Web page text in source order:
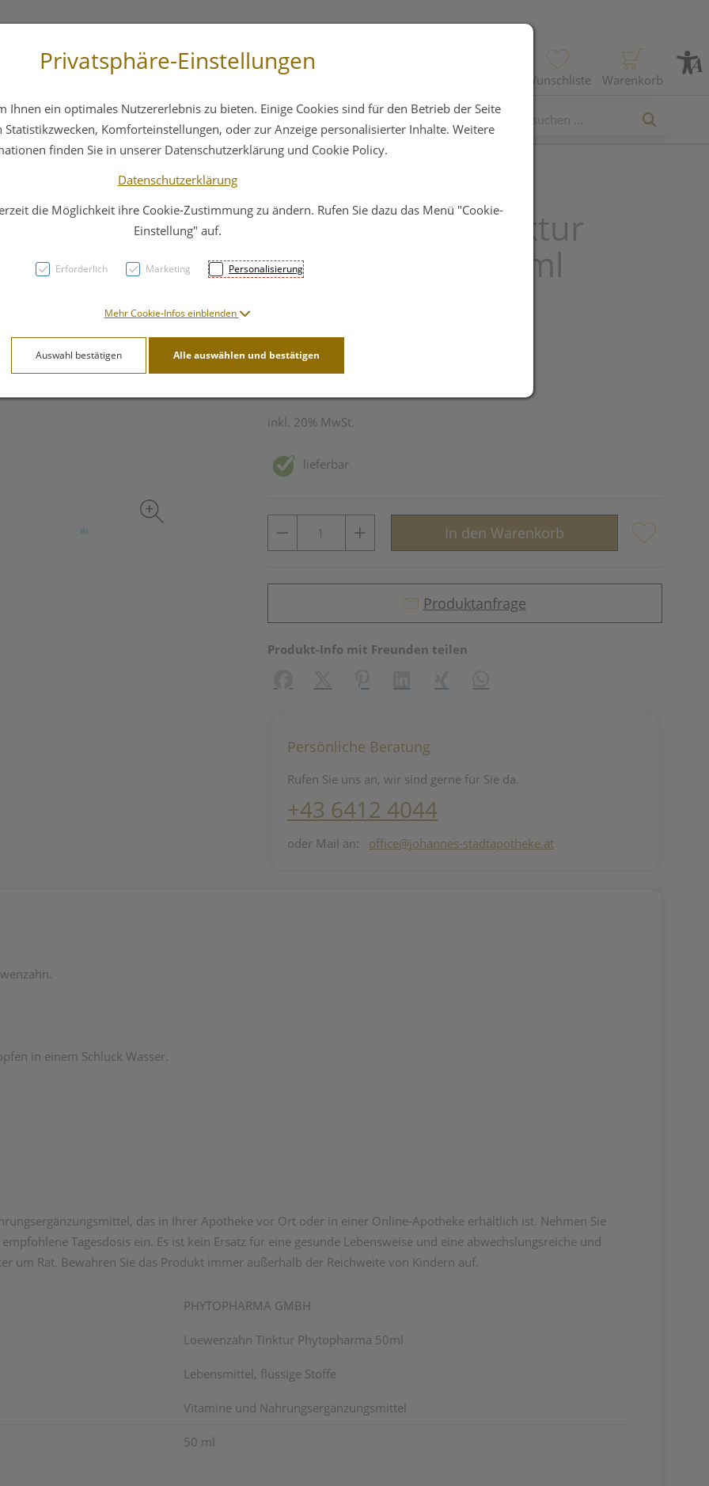
Wunschliste Warenkorb
Hautpflege Familie Nahrungsergänzung
Loewenzahn Tinktur
Phytopharma 50ml
15,40 EUR
inkl. 20% MwSt.
lieferbar
In den Warenkorb
Produktanfrage
Produkt-Info mit Freunden teilen
Persönliche Beratung
Rufen Sie uns an, wir sind gerne für Sie da.
+43 6412 4044
oder Mail an: office@johannes-stadtapotheke.at
in einem Schluck Wasser.
das in Ihrer Apotheke vor Ort oder in einer Online-Apotheke erhältlich ist. Nehmen Sie
Tagesdosis ein. Es ist kein Ersatz für eine gesunde Lebensweise und eine abwechslungsreiche und
um Rat. Bewahren Sie das Produkt immer außerhalb der Reichweite von Kindern auf.
PHYTOPHARMA GMBH
Loewenzahn Tinktur Phytopharma 50ml
Lebensmittel, flüssige Stoffe
Vitamine und Nahrungsergänzungsmittel
50 ml
Privatsphäre-Einstellungen
Ihnen ein optimales Nutzererlebnis zu bieten. Einige Cookies sind für den Betrieb der Seite
Komforteinstellungen, oder zur Anzeige personalisierter Inhalte. Weitere
finden Sie in unserer Datenschutzerklärung und Cookie Policy.
Datenschutzerklärung
die Möglichkeit ihre Cookie-Zustimmung zu ändern. Rufen Sie dazu das Menü "Cookie-
Einstellung" auf.
Erforderlich Marketing Personalisierung
Mehr Cookie-Infos einblenden
Auswahl bestätigen Alle auswählen und bestätigen